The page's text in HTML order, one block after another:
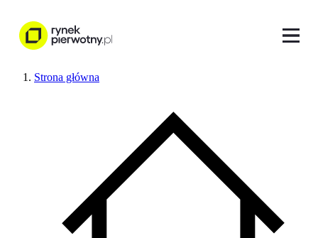
Strona główna